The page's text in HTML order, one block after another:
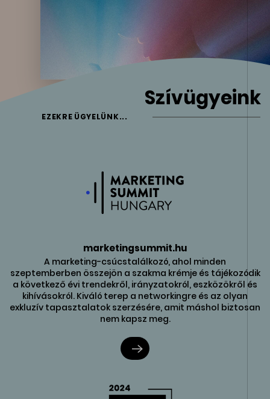
Szívügyeink
EZEKRE ÜGYELÜNK...
marketingsummit.hu
A marketing-csúcstalálkozó, ahol minden
szeptemberben összejön a szakma krémje és tájékozódik
a következő évi trendekről, irányzatokról, eszközökről és
kihívásokról. Kiváló terep a networkingre és az olyan
exkluzív tapasztalatok szerzésére, amit máshol biztosan
nem kapsz meg.